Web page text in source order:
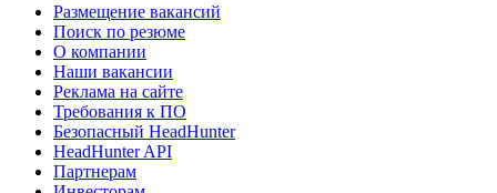
Размещение вакансий
Поиск по резюме
О компании
Наши вакансии
Реклама на сайте
Требования к ПО
Безопасный HeadHunter
HeadHunter API
Партнерам